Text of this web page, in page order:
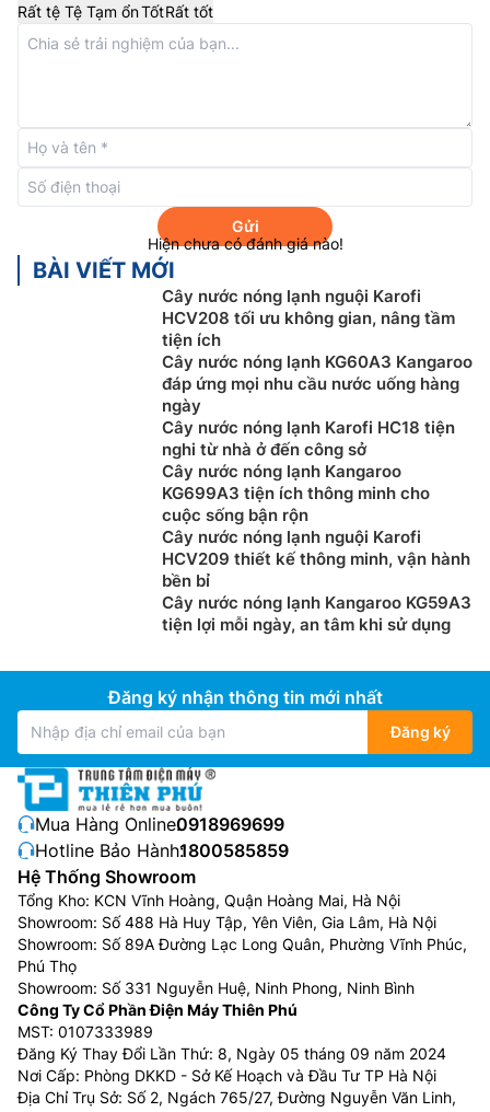
Midea YL1631S-W sử dụng công nghệ làm lạnh Block
Ba vòi nước riêng biệt
Cây nước nóng lạnhYL1631S-W thiết kế 3 vòi tương
ứng với 3 chế độ nước khác nhau: nóng – ấm – lạnh.
Vòi nóng có khóa an toàn giúp người dùng yên tâm
hơn trong quá trình sử dụng.
Tự ngắt điện khi quá tải
Cây nước nóng lạnh Mideatrang bị hệ thống ngắt điện
tự động khi quá nhiệt và khóa vòi nước đảm bảo an
toàn khi sử dụng, đặc biệt gia đình có trẻ nhỏ.
Rất tệ Tệ Tạm ổnTốtRất tốt
Gửi
Hiện chưa có đánh giá nào!
BÀI VIẾT MỚI
Cây nước nóng lạnh nguội Karofi
HCV208 tối ưu không gian, nâng tầm
tiện ích
Cây nước nóng lạnh KG60A3 Kangaroo
đáp ứng mọi nhu cầu nước uống hàng
ngày
Cây nước nóng lạnh Karofi HC18 tiện
nghi từ nhà ở đến công sở
Cây nước nóng lạnh Kangaroo
KG699A3 tiện ích thông minh cho
cuộc sống bận rộn
Cây nước nóng lạnh nguội Karofi
HCV209 thiết kế thông minh, vận hành
bền bỉ
Cây nước nóng lạnh Kangaroo KG59A3
tiện lợi mỗi ngày, an tâm khi sử dụng
Đăng ký nhận thông tin mới nhất
Đăng ký
Mua Hàng Online:0918969699
Hotline Bảo Hành:1800585859
Hệ Thống Showroom
Tổng Kho: KCN Vĩnh Hoàng, Quận Hoàng Mai, Hà Nội
Showroom: Số 488 Hà Huy Tập, Yên Viên, Gia Lâm, Hà Nội
Showroom: Số 89A Đường Lạc Long Quân, Phường Vĩnh Phúc,
Phú Thọ
Showroom: Số 331 Nguyễn Huệ, Ninh Phong, Ninh Bình
Công Ty Cổ Phần Điện Máy Thiên Phú
MST: 0107333989
Đăng Ký Thay Đổi Lần Thứ: 8, Ngày 05 tháng 09 năm 2024
Nơi Cấp: Phòng DKKD - Sở Kế Hoạch và Đầu Tư TP Hà Nội
Địa Chỉ Trụ Sở: Số 2, Ngách 765/27, Đường Nguyễn Văn Linh,